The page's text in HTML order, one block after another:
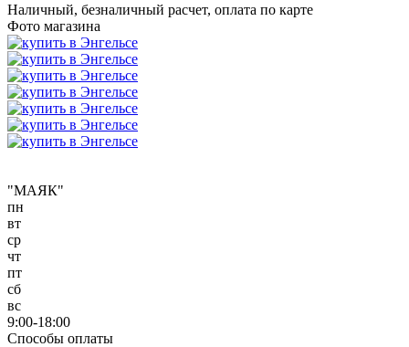
Наличный, безналичный расчет, оплата по карте
Фото магазина
"МАЯК"
пн
вт
ср
чт
пт
сб
вс
9:00-18:00
Способы оплаты